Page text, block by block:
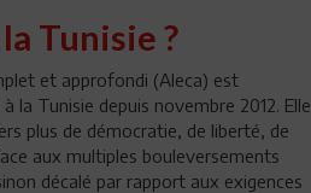
Tunisie ?
et approfondi (Aleca) est
Tunisie depuis novembre 2012. Elle
plus de démocratie, de liberté, de
aux multiples bouleversements
décalé par rapport aux exigences